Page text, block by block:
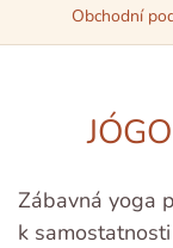
Obchodní
Zábavná yoga
k